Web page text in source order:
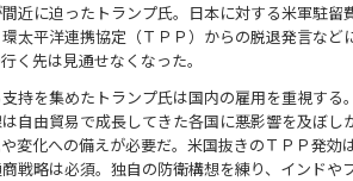
近に迫ったトランプ氏。日本に対する米軍駐留
太平洋連携協定（ＴＰＰ）からの脱退発言など
く先は見通せなくなった。
持を集めたトランプ氏は国内の雇用を重視する
自由貿易で成長してきた各国に悪影響を及ぼし
変化への備えが必要だ。米国抜きのＴＰＰ発効
戦略は必須。独自の防衛構想を練り、インド